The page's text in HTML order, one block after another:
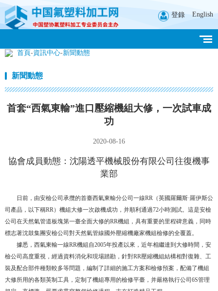
登錄 English
首頁-資訊中心-新聞動態
新聞動態
首套“西氣東輸”進口壓縮機組大修，一次試車成
功
2020-08-16
協會成員動態：沈陽透平機械股份有限公司往復機事
業部
日前，由安檢公司承攬的首臺西氣東輸分公司一線RR（英國羅爾斯·羅伊斯公
司產品，以下稱RR）機組大修一次啟機成功，并順利通過72小時測試。這是安檢
公司在天然氣管道板塊第一臺全面大修的RR機組，具有重要的里程碑意義，同時
標志著沈鼓集團安檢公司對天然氣管線國外壓縮機廠家機組檢修的全覆蓋。
據悉，西氣東輸一線RR機組自2005年投產以來，近年相繼達到大修時間，安
檢公司高度重視，經過資料消化和現場踏勘，針對RR壓縮機組結構相對復雜、工
裝及配合部件種類較多等問題，編制了詳細的施工方案和檢修預案，配備了機組
大修所用的各類英制工具，定制了機組專用的檢修平臺，并嚴格執行公司6S管理